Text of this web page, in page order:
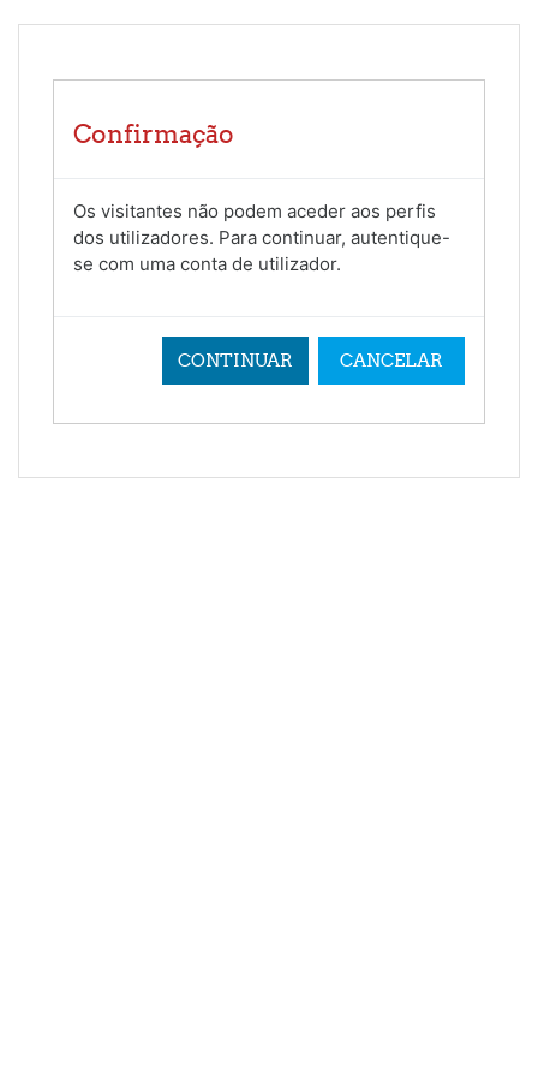
Confirmação
Os visitantes não podem aceder aos perfis
dos utilizadores. Para continuar, autentique-
se com uma conta de utilizador.
CONTINUAR CANCELAR